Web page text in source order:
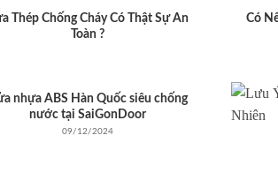
Thép Chống Cháy Có Thật Sự An
Toàn ?
Có
nhựa ABS Hàn Quốc siêu chống
nước tại SaiGonDoor
09/12/2024